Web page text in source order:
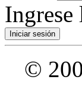
Ingrese
©